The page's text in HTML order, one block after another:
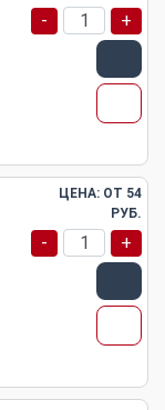
- +
ЦЕНА: ОТ 54
РУБ.
- +